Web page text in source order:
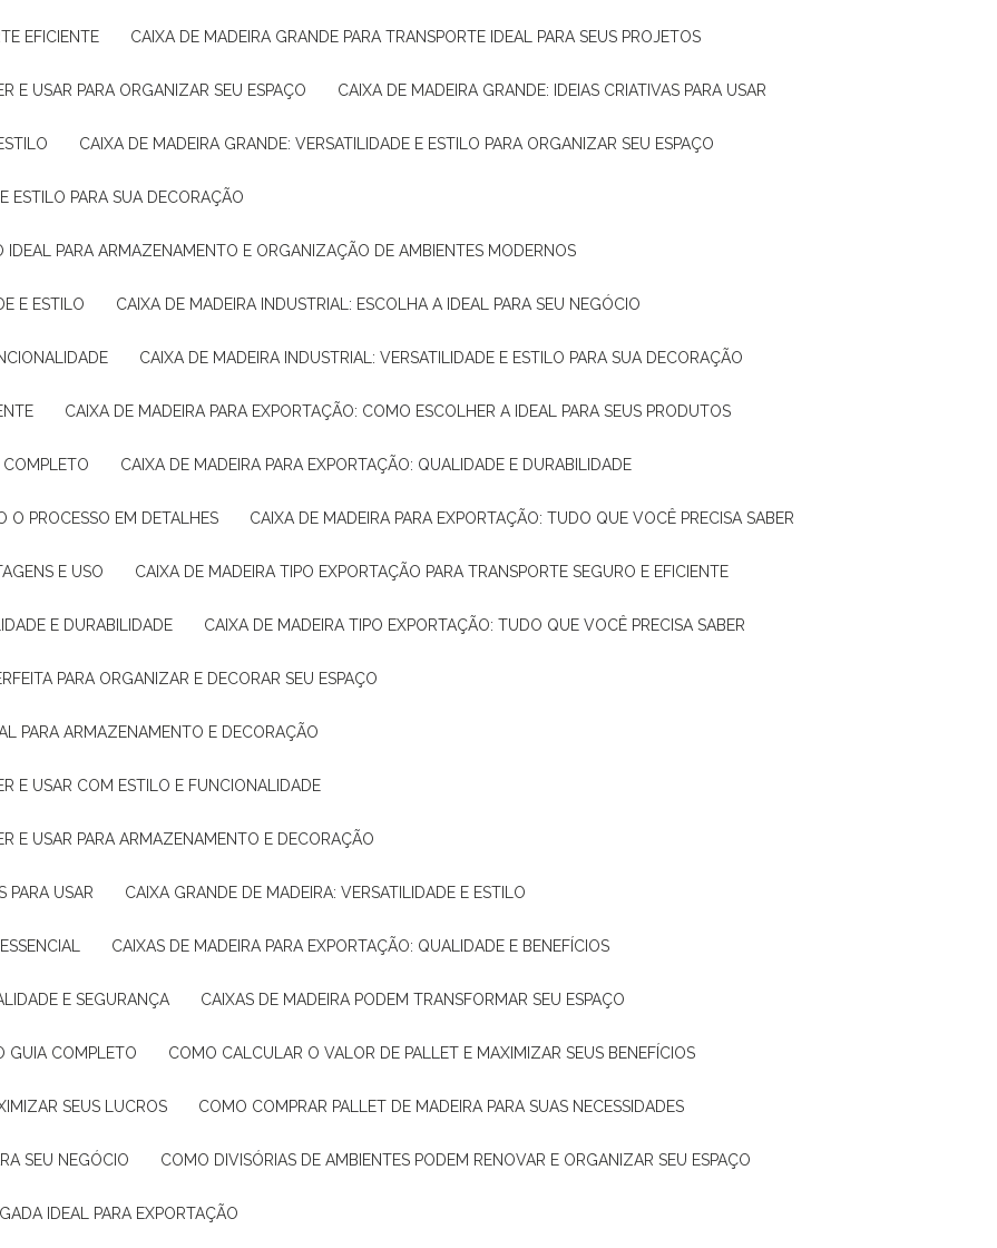
EFICIENTE CAIXA DE MADEIRA GRANDE PARA TRANSPORTE IDEAL PARA SEUS PROJETOS
E USAR PARA ORGANIZAR SEU ESPAÇO CAIXA DE MADEIRA GRANDE: IDEIAS CRIATIVAS PARA USAR
CAIXA DE MADEIRA GRANDE: VERSATILIDADE E ESTILO PARA ORGANIZAR SEU ESPAÇO
ESTILO PARA SUA DECORAÇÃO
IDEAL PARA ARMAZENAMENTO E ORGANIZAÇÃO DE AMBIENTES MODERNOS
E ESTILO CAIXA DE MADEIRA INDUSTRIAL: ESCOLHA A IDEAL PARA SEU NEGÓCIO
CAIXA DE MADEIRA INDUSTRIAL: VERSATILIDADE E ESTILO PARA SUA DECORAÇÃO
CAIXA DE MADEIRA PARA EXPORTAÇÃO: COMO ESCOLHER A IDEAL PARA SEUS PRODUTOS
COMPLETO CAIXA DE MADEIRA PARA EXPORTAÇÃO: QUALIDADE E DURABILIDADE
O PROCESSO EM DETALHES CAIXA DE MADEIRA PARA EXPORTAÇÃO: TUDO QUE VOCÊ PRECISA SABER
E USO CAIXA DE MADEIRA TIPO EXPORTAÇÃO PARA TRANSPORTE SEGURO E EFICIENTE
E DURABILIDADE CAIXA DE MADEIRA TIPO EXPORTAÇÃO: TUDO QUE VOCÊ PRECISA SABER
PARA ORGANIZAR E DECORAR SEU ESPAÇO
PARA ARMAZENAMENTO E DECORAÇÃO
E USAR COM ESTILO E FUNCIONALIDADE
E USAR PARA ARMAZENAMENTO E DECORAÇÃO
PARA USAR CAIXA GRANDE DE MADEIRA: VERSATILIDADE E ESTILO
CAIXAS DE MADEIRA PARA EXPORTAÇÃO: QUALIDADE E BENEFÍCIOS
E SEGURANÇA CAIXAS DE MADEIRA PODEM TRANSFORMAR SEU ESPAÇO
GUIA COMPLETO COMO CALCULAR O VALOR DE PALLET E MAXIMIZAR SEUS BENEFÍCIOS
SEUS LUCROS COMO COMPRAR PALLET DE MADEIRA PARA SUAS NECESSIDADES
SEU NEGÓCIO COMO DIVISÓRIAS DE AMBIENTES PODEM RENOVAR E ORGANIZAR SEU ESPAÇO
IDEAL PARA EXPORTAÇÃO